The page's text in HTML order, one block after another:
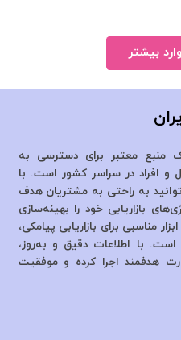
بیشتر
منبع معتبر برای دسترسی به
و افراد در سراسر کشور است. با
به راحتی به مشتریان هدف
بازاریابی خود را بهینه‌سازی
مناسبی برای بازاریابی پیامکی،
با اطلاعات دقیق و به‌روز،
هدفمند اجرا کرده و موفقیت